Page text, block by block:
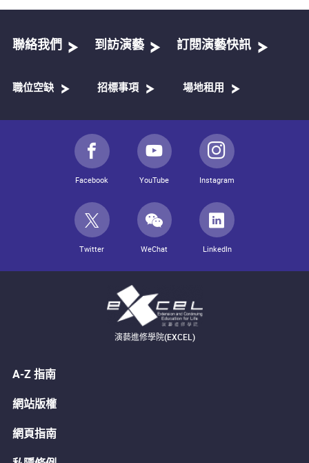
聯絡我們 到訪演藝 訂閱演藝快訊
職位空缺 招標事項 場地租用
Facebook YouTube Instagram
Twitter WeChat LinkedIn
演藝進修學院(EXCEL)
A-Z 指南
網站版權
網頁指南